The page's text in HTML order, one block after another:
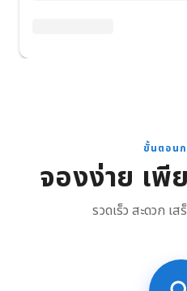
ขั้นตอน
จองง่าย เ
รวดเร็ว สะดวก เ